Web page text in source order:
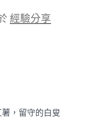
經驗分享
，留守的白叟